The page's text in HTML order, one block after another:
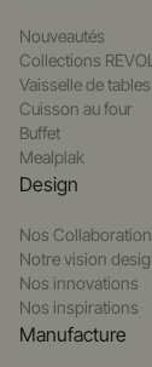
Nouveautés
Collections REVOL
Vaisselle de tables
Cuisson au four
Buffet
Mealplak
Design
Nos
Notre vision
Nos innovations
Nos inspirations
Manufacture